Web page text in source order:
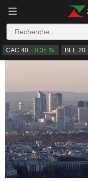
CAC 40 +0,35 % BEL 20